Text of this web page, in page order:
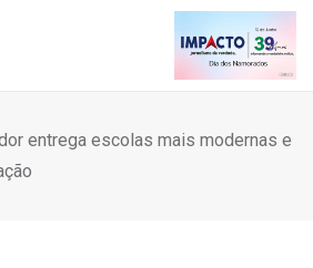
entrega escolas mais modernas e